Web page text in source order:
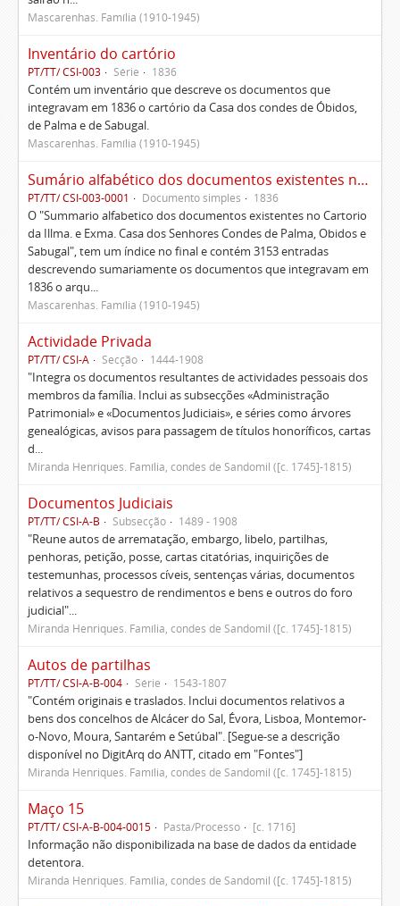
Mascarenhas. Família (1910-1945)
Inventário do cartório
PT/TT/ CSI-003 Série 1836
Contém um inventário que descreve os documentos que
integravam em 1836 o cartório da Casa dos condes de Óbidos,
de Palma e de Sabugal.
Mascarenhas. Família (1910-1945)
Sumário alfabético dos documentos existentes no Cartório da Ilustríssima e Excelentíssima Casa dos senhores condes de Palma, Óbidos e Sabugal
PT/TT/ CSI-003-0001 Documento simples 1836
O "Summario alfabetico dos documentos existentes no Cartorio
da Illma. e Exma. Casa dos Senhores Condes de Palma, Obidos e
Sabugal", tem um índice no final e contém 3153 entradas
descrevendo sumariamente os documentos que integravam em
1836 o arqu...
Mascarenhas. Família (1910-1945)
Actividade Privada
PT/TT/ CSI-A Secção 1444-1908
"Integra os documentos resultantes de actividades pessoais dos
membros da família. Inclui as subsecções «Administração
Patrimonial» e «Documentos Judiciais», e séries como árvores
genealógicas, avisos para passagem de títulos honoríficos, cartas
d...
Miranda Henriques. Família, condes de Sandomil ([c. 1745]-1815)
Documentos Judiciais
PT/TT/ CSI-A-B Subsecção 1489 - 1908
"Reune autos de arrematação, embargo, libelo, partilhas,
penhoras, petição, posse, cartas citatórias, inquirições de
testemunhas, processos cíveis, sentenças várias, documentos
relativos a sequestro de rendimentos e bens e outros do foro
judicial"...
Miranda Henriques. Família, condes de Sandomil ([c. 1745]-1815)
Autos de partilhas
PT/TT/ CSI-A-B-004 Série 1543-1807
"Contém originais e traslados. Inclui documentos relativos a
bens dos concelhos de Alcácer do Sal, Évora, Lisboa, Montemor-
o-Novo, Moura, Santarém e Setúbal". [Segue-se a descrição
disponível no DigitArq do ANTT, citado em "Fontes"]
Miranda Henriques. Família, condes de Sandomil ([c. 1745]-1815)
Maço 15
PT/TT/ CSI-A-B-004-0015 Pasta/Processo [c. 1716]
Informação não disponibilizada na base de dados da entidade
detentora.
Miranda Henriques. Família, condes de Sandomil ([c. 1745]-1815)